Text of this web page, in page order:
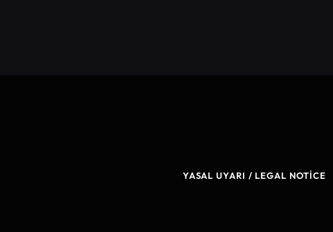
YASAL UYARI / LEGAL NOTICE